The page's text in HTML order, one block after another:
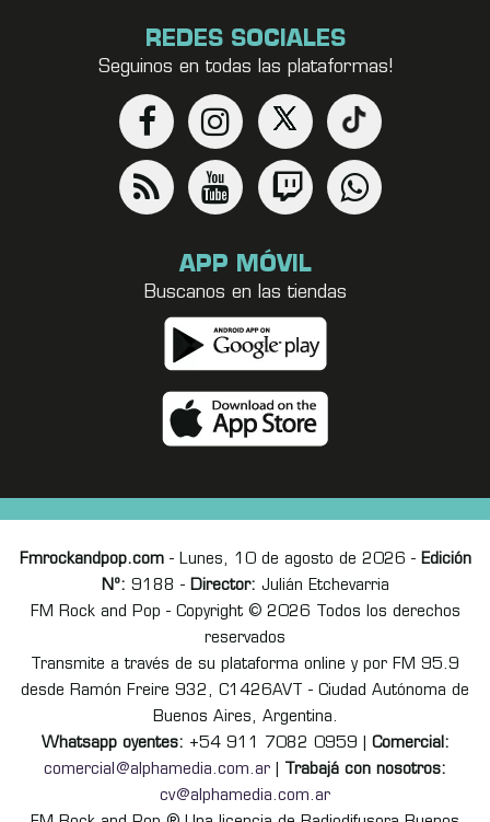
REDES SOCIALES
Seguinos en todas las plataformas!
APP MÓVIL
Buscanos en las tiendas
Fmrockandpop.com- Lunes, 10 de agosto de 2026 - Edición
Nº: 9188 - Director: Julián Etchevarria
FM Rock and Pop - Copyright © 2026 Todos los derechos
reservados
Transmite a través de su plataforma online y por FM 95.9
desde Ramón Freire 932, C1426AVT - Ciudad Autónoma de
Buenos Aires, Argentina.
Whatsapp oyentes: +54 911 7082 0959 | Comercial:
comercial@alphamedia.com.ar
Trabajá con nosotros:
cv@alphamedia.com.ar